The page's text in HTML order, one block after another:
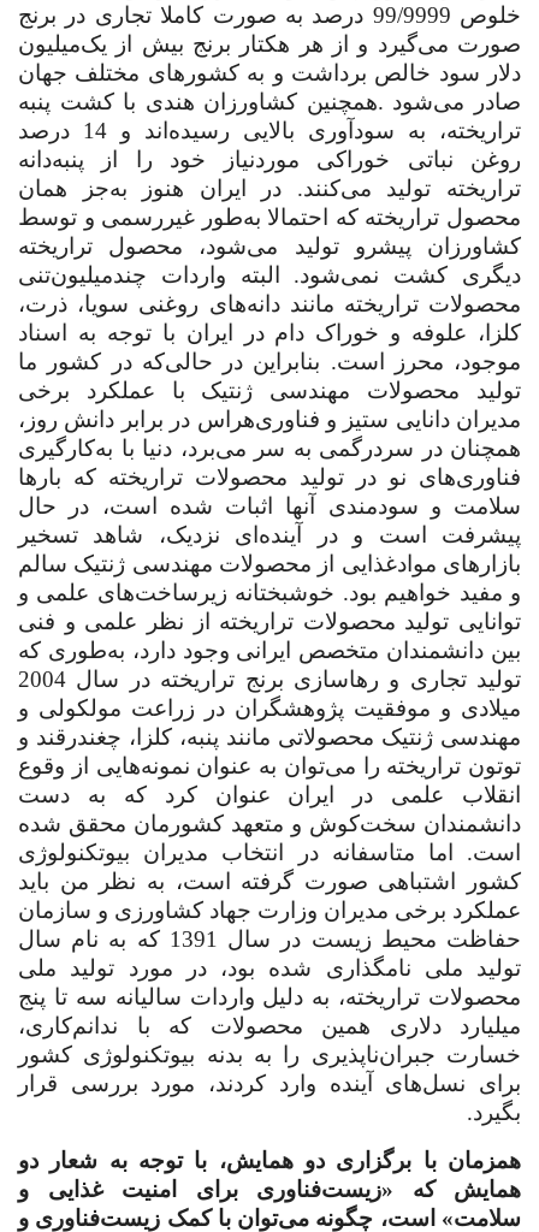
خلوص 99/9999 ‌درصد به صورت کاملا تجاری در برنج
صورت می‌گیرد و از هر هکتار برنج بیش از یک‌‌میلیون
دلار سود خالص برداشت و به کشورهای مختلف جهان
صادر می‌شود .همچنین کشاورزان هندی با کشت پنبه
تراریخته، به سودآوری بالایی رسیده‌اند و 14 درصد
روغن نباتی خوراکی موردنیاز خود را از پنبه‌دانه
تراریخته تولید می‌کنند. در ایران هنوز به‌جز همان
محصول تراریخته که احتمالا به‌طور غیررسمی و توسط
کشاورزان پیشرو تولید می‌شود، محصول تراریخته
دیگری کشت نمی‌شود. البته واردات چند‌میلیون‌تنی
محصولات تراریخته مانند دانه‌های روغنی سویا، ذرت،
کلزا، علوفه و خوراک دام در ایران با توجه به اسناد
موجود، محرز است. بنابراین در حالی‌که در کشور ما
تولید محصولات مهندسی ژنتیک با عملکرد برخی
مدیران دانایی‌ ستیز و فناوری‌هراس در برابر دانش روز،
همچنان در سردرگمی به سر می‌برد، دنیا با به‌کارگیری
فناوری‌های نو در تولید محصولات تراریخته که بارها
سلامت و سودمندی آنها اثبات شده است، در حال
پیشرفت است و در آینده‌ای نزدیک، شاهد تسخیر
بازارهای موادغذایی از محصولات مهندسی ژنتیک سالم
و مفید خواهیم بود. خوشبختانه زیرساخت‌های علمی و
توانایی تولید محصولات تراریخته از نظر علمی و فنی
بین دانشمندان متخصص ایرانی وجود دارد، به‌طوری که
تولید تجاری و رهاسازی برنج تراریخته در سال 2004
میلادی و موفقیت پژوهشگران در زراعت مولکولی و
مهندسی ژنتیک محصولاتی مانند پنبه، کلزا، چغندرقند و
توتون تراریخته را می‌توان به عنوان نمونه‌هایی از وقوع
انقلاب علمی در ایران عنوان کرد که به دست
دانشمندان سخت‌کوش و متعهد کشورمان محقق شده
است. اما متاسفانه در انتخاب مدیران بیوتکنولوژی
کشور اشتباهی صورت گرفته است، به نظر من باید
عملکرد برخی مدیران وزارت جهاد کشاورزی و سازمان
حفاظت محیط زیست در سال 1391 که به نام سال
تولید ملی نامگذاری شده بود، در مورد تولید ملی
محصولات تراریخته، به دلیل واردات سالیانه سه تا پنج
‌میلیارد دلاری همین محصولات که با ندانم‌کاری،
خسارت جبران‌ناپذیری را به بدنه بیوتکنولوژی کشور
برای نسل‌های آینده وارد کردند، مورد بررسی قرار
بگیرد.
‌همزمان با برگزاری دو همایش، با توجه به شعار دو
همایش که «زیست‌فناوری برای امنیت غذایی و
سلامت» است، چگونه می‌توان با کمک زیست‌فناوری و